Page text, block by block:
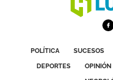
POLÍTICA SUCESOS
DEPORTES
OPINIÓN